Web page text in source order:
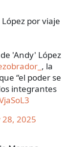
por viaje
'Andy' López
, la
“el poder se
integrantes
28, 2025